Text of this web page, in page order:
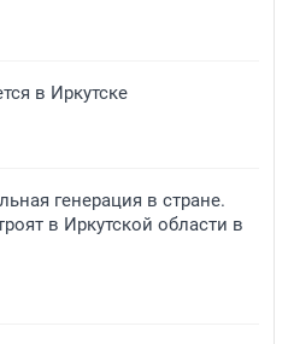
в Иркутске
генерация в стране.
в Иркутской области в